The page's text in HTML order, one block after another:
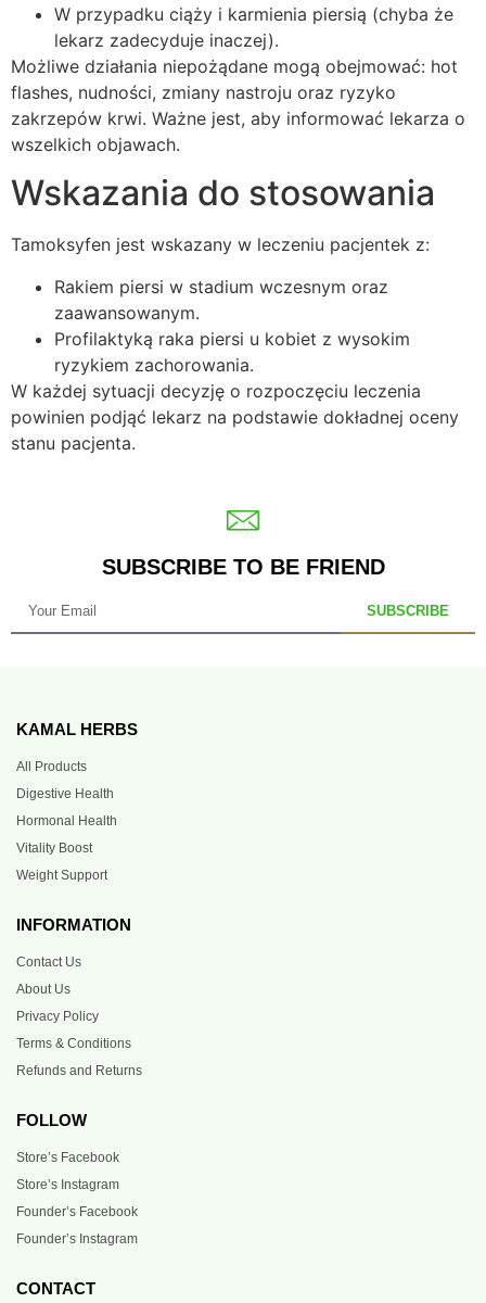
W przypadku ciąży i karmienia piersią (chyba że
lekarz zadecyduje inaczej).
Możliwe działania niepożądane mogą obejmować: hot
flashes, nudności, zmiany nastroju oraz ryzyko
zakrzepów krwi. Ważne jest, aby informować lekarza o
wszelkich objawach.
Wskazania do stosowania
Tamoksyfen jest wskazany w leczeniu pacjentek z:
Rakiem piersi w stadium wczesnym oraz
zaawansowanym.
Profilaktyką raka piersi u kobiet z wysokim
ryzykiem zachorowania.
W każdej sytuacji decyzję o rozpoczęciu leczenia
powinien podjąć lekarz na podstawie dokładnej oceny
stanu pacjenta.
SUBSCRIBE TO BE FRIEND
SUBSCRIBE
KAMAL HERBS
All Products
Digestive Health
Hormonal Health
Vitality Boost
Weight Support
INFORMATION
Contact Us
About Us
Privacy Policy
Terms & Conditions
Refunds and Returns
FOLLOW
Store’s Facebook
Store’s Instagram
Founder’s Facebook
Founder’s Instagram
CONTACT